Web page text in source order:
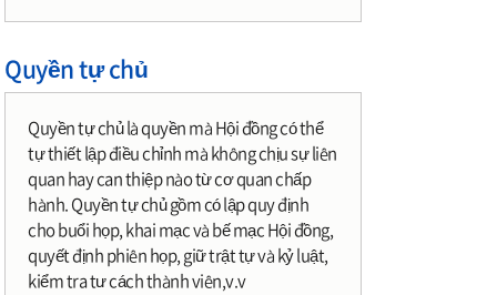
Quyền tự chủ
Quyền tự chủ là quyền mà Hội đồng có thể
tự thiết lập điều chỉnh mà không chịu sự liên
quan hay can thiệp nào từ cơ quan chấp
hành. Quyền tự chủ gồm có lập quy định
cho buổi họp, khai mạc và bế mạc Hội đồng,
quyết định phiên họp, giữ trật tự và kỷ luật,
kiểm tra tư cách thành viên,v.v